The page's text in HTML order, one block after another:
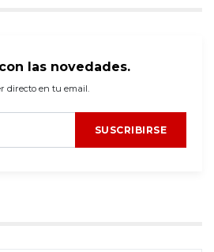
las novedades.
directo en tu email.
SUSCRIBIRSE